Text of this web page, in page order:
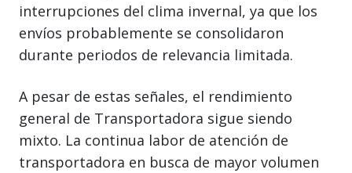
interrupciones del clima invernal, ya que los
envíos probablemente se consolidaron
durante periodos de relevancia limitada.
A pesar de estas señales, el rendimiento
general de Transportadora sigue siendo
mixto. La continua labor de atención de
transportadora en busca de mayor volumen